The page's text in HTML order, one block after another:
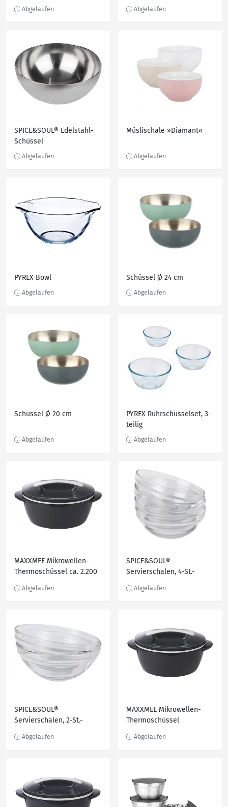
SPICE&SOUL® Edelstahl-
Schüssel
Müslischale »Diamant«
PYREX Bowl Schüssel Ø 24 cm
Schüssel Ø 20 cm
PYREX Rührschüsselset, 3-
teilig
MAXXMEE Mikrowellen-
Thermoschüssel ca. 2.200
SPICE&SOUL®
Servierschalen, 4-St.-
SPICE&SOUL®
Servierschalen, 2-St.-
MAXXMEE Mikrowellen-
Thermoschüssel